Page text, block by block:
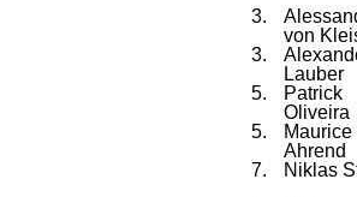
3.
von
3.
Lauber
5.
Patrick
Oliveira
5.
Maurice
Ahrend
7.
Niklas